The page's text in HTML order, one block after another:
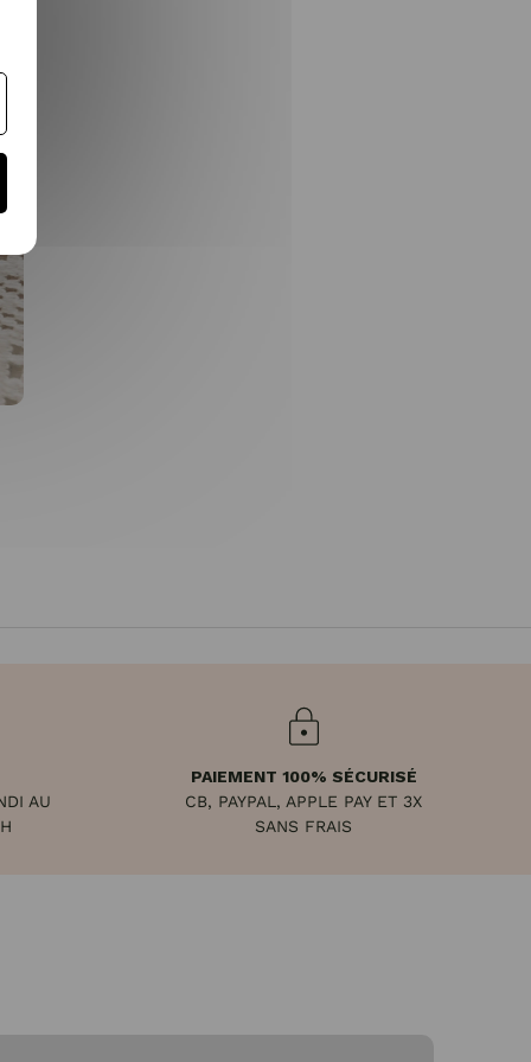
AU
PAIEMENT 100% SÉCURISÉ
CB, PAYPAL, APPLE PAY ET 3X
SANS FRAIS